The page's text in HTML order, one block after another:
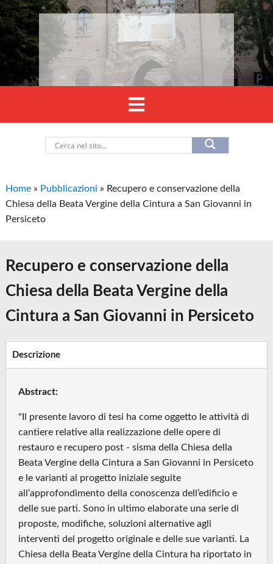
Home » Pubblicazioni » Recupero e conservazione della
Chiesa della Beata Vergine della Cintura a San Giovanni in
Persiceto
Recupero e conservazione della
Chiesa della Beata Vergine della
Cintura a San Giovanni in Persiceto
Descrizione
Abstract:
"Il presente lavoro di tesi ha come oggetto le attività di
cantiere relative alla realizzazione delle opere di
restauro e recupero post - sisma della Chiesa della
Beata Vergine della Cintura a San Giovanni in Persiceto
e le varianti al progetto iniziale seguite
all’approfondimento della conoscenza dell’edificio e
delle sue parti. Sono in ultimo elaborate una serie di
proposte, modifiche, soluzioni alternative agli
interventi del progetto originale e delle sue varianti. La
Chiesa della Beata Vergine della Cintura ha riportato in